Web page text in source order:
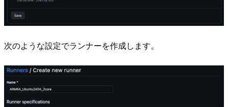
次のような設定でランナーを作成します。